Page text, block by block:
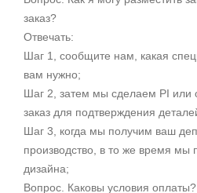
заказ?
Отвечать:
Шаг 1, сообщите нам, какая
вам нужно;
Шаг 2, затем мы сделаем PI или
заказ для подтверждения
Шаг 3, когда мы получим ваш
производство, в то же время мы
дизайна;
Вопрос. Каковы условия оплаты?